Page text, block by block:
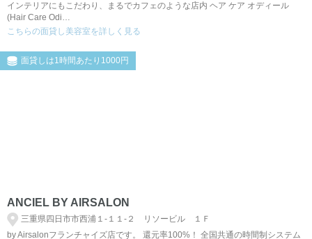
インテリアにもこだわり、まるでカフェのような店内 ヘア ケア オディール
(Hair Care Odi…
こちらの面貸し美容室を詳しく見る
面貸しは1時間あたり1000円
ANCIEL BY AIRSALON
三重県四日市市西浦１‐１１‐２ リソービル １Ｆ
by Airsalonフランチャイズ店です。 還元率100%！ 全国共通の時間制システム